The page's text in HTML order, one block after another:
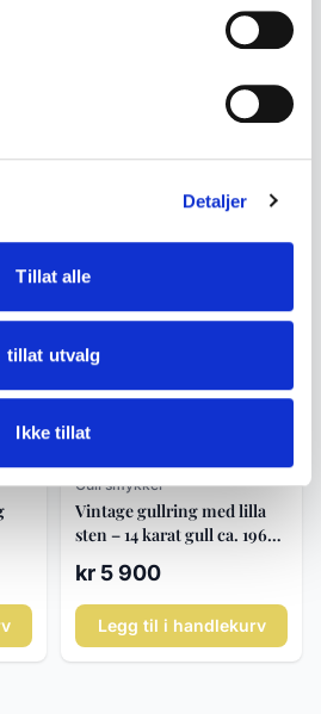
Detaljer
Tillat alle
tillat utvalg
Ikke tillat
Vintage knute øredobber
Gull smykker
Vintage gullring med lilla
sten – 14 karat gull ca. 1960–
kr 5 900
Legg til i handlekurv